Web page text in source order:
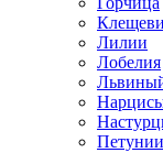
Лилии
Лобелия
Петунии